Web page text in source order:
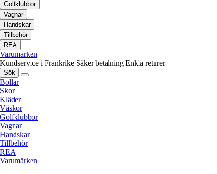
Golfklubbor
Vagnar
Handskar
Tillbehör
REA
Varumärken
Kundservice i Frankrike Säker betalning Enkla returer
Sök
Bollar
Skor
Kläder
Väskor
Golfklubbor
Vagnar
Handskar
Tillbehör
REA
Varumärken